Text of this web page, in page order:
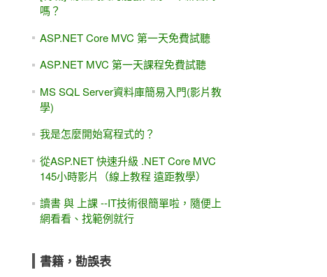
嗎？
ASP.NET Core MVC 第一天免費試聽
ASP.NET MVC 第一天課程免費試聽
MS SQL Server資料庫簡易入門(影片教
學)
我是怎麼開始寫程式的？
從ASP.NET 快速升級 .NET Core MVC
145小時影片（線上教程 遠距教學）
讀書 與 上課 --IT技術很簡單啦，隨便上
網看看、找範例就行
書籍，勘誤表